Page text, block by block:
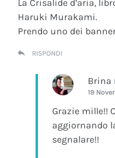
La Crisalide d’aria,
Haruki Murakami.
Prendo uno dei
RISPONDI
Brina
19
Grazie mille!!
aggiornando
segnalare!!